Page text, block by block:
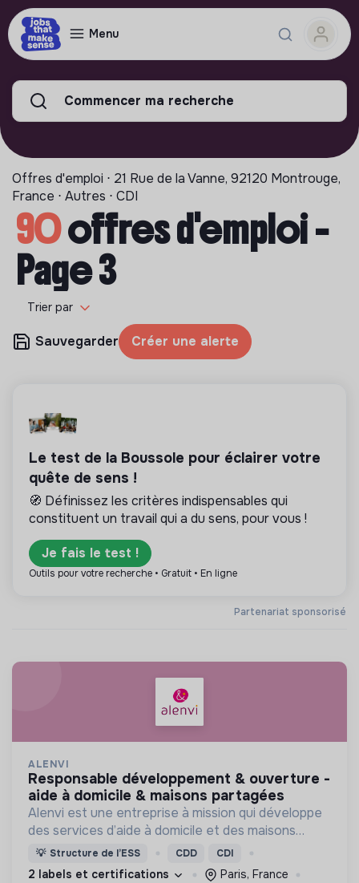
Menu
Commencer ma recherche
Offres d'emploi ⋅ 21 Rue de la Vanne, 92120 Montrouge,
France ⋅ Autres ⋅ CDI
90offres d'emploi -
Page 3
Trier par
Sauvegarder Créer une alerte
Partenariat sponsorisé
Le test de la Boussole pour éclairer votre
quête de sens !
🧭 Définissez les critères indispensables qui
constituent un travail qui a du sens, pour vous !
Je fais le test !
Outils pour votre recherche • Gratuit • En ligne
ALENVI
responsable développement & ouverture -
aide à domicile & maisons partagées
Alenvi est une entreprise à mission qui développe
des services d’aide à domicile et des maisons
partagées pour les personnes âgées en perte
d’autonomie.
💡 Structure de l’ESS CDD CDI
2 labels et certifications
Paris, France